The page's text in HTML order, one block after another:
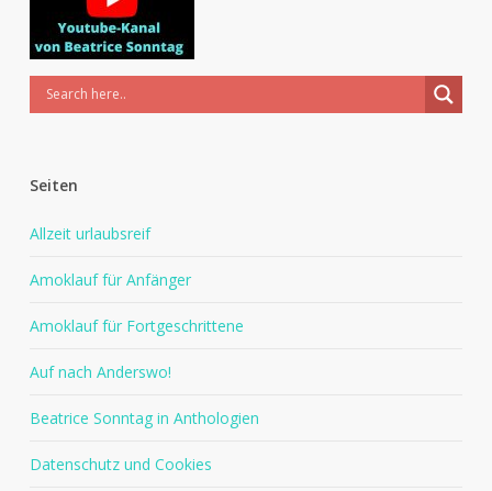
Seiten
Allzeit urlaubsreif
Amoklauf für Anfänger
Amoklauf für Fortgeschrittene
Auf nach Anderswo!
Beatrice Sonntag in Anthologien
Datenschutz und Cookies